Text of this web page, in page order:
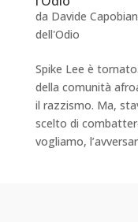
da Davide
dell'Odio
Spike Lee è
della comunità
il razzismo. Ma,
scelto di
vogliamo,